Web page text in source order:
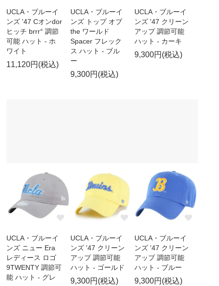
UCLA・ブルーイ
ンズ '47 Cオンdor
ヒッチ brrr° 調節
可能 ハット - ホ
ワイト
11,120円(税込)
UCLA・ブルーイ
ンズ トップ オブ
the ワールド
Spacer フレック
ス ハット - ブル
ー
9,300円(税込)
UCLA・ブルーイ
ンズ '47 クリーン
アップ 調節可能
ハット - カーキ
9,300円(税込)
UCLA・ブルーイ
ンズ ニュー Era
レディース ロゴ
9TWENTY 調節可
能 ハット - グレ
UCLA・ブルーイ
ンズ '47 クリーン
アップ 調節可能
ハット - ゴールド
9,300円(税込)
UCLA・ブルーイ
ンズ '47 クリーン
アップ 調節可能
ハット - ブルー
9,300円(税込)